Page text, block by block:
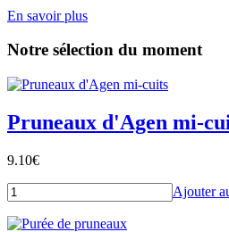
En savoir plus
Notre sélection du moment
Pruneaux d'Agen mi-
9.10€
Ajouter